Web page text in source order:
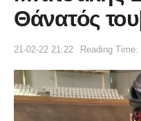
Θάνατός
21-02-22 21:22 Reading